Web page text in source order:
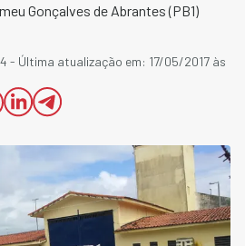
Gonçalves de Abrantes (PB1)
- Última atualização em: 17/05/2017 às